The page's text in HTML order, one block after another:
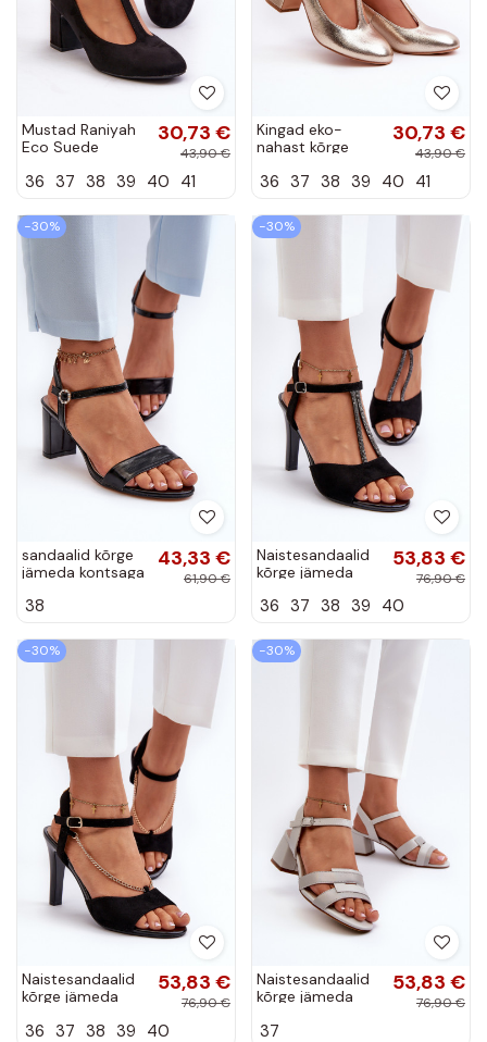
Mustad Raniyah
Eco Suede
30,73 €
43,90 €
36 37 38 39 40 41
Kingad eko-
nahast kõrge
Kuldset värvi
30,73 €
43,90 €
36 37 38 39 40 41
−30%
sandaalid kõrge
jämeda kontsaga
43,33 €
61,90 €
38
−30%
Naistesandaalid
kõrge jämeda
Zdobionymi
Leone SK924
mustad
53,83 €
76,90 €
36 37 38 39 40
−30%
Naistesandaalid
kõrge jämeda
Sergio Leone
53,83 €
76,90 €
36 37 38 39 40
−30%
Naistesandaalid
kõrge jämeda
nahast Sergio
53,83 €
76,90 €
37